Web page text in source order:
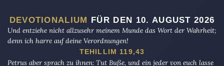
DEVOTIONALIUM FÜR DEN 10. AUGUST 2026
Und entziehe nicht allzusehr meinem Munde das Wort der Wahrheit;
denn ich harre auf deine Verordnungen!
TEHILLIM 119,43
Petrus aber sprach zu ihnen: Tut Buße, und ein jeder von euch lasse